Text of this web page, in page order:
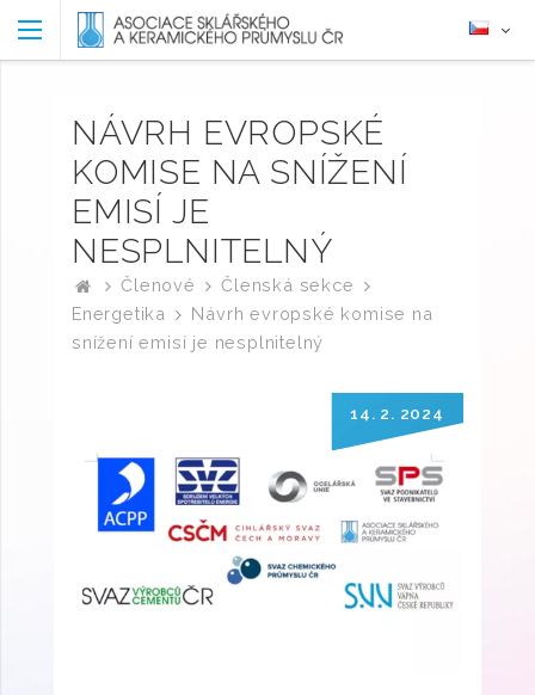
NÁVRH EVROPSKÉ
KOMISE NA SNÍŽENÍ
EMISÍ JE
NESPLNITELNÝ
Členové
Členská sekce
Energetika
Návrh evropské komise na
snížení emisí je nesplnitelný
14. 2. 2024